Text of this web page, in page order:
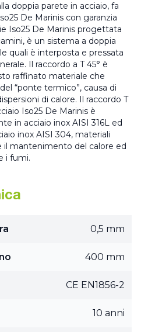
doppia parete in acciaio, fa
De Marinis con garanzia
Iso25 De Marinis progettata
è un sistema a doppia
quali è interposta e pressata
Il raccordo a T 45° è
raffinato materiale che
“ponte termico”, causa di
di calore. Il raccordo T
Iso25 De Marinis è
in acciaio inox AISI 316L ed
inox AISI 304, materiali
il mantenimento del calore ed
i fumi.
0,5 mm
400 mm
CE EN1856-2
10 anni